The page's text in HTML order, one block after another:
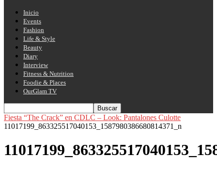
Inicio
Events
Fashion
Life & Style
Beauty
Diary
Interview
Fitness & Nutrition
Foodie & Places
OurGlam TV
Fiesta “The Crack” en CDLC – Look: Pantalones Culotte
11017199_863325517040153_1587980386680814371_n